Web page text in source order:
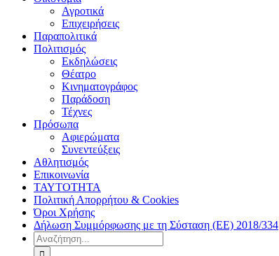
Αγροτικά
Επιχειρήσεις
Παραπολιτικά
Πολιτισμός
Εκδηλώσεις
Θέατρο
Κινηματογράφος
Παράδοση
Τέχνες
Πρόσωπα
Αφιερώματα
Συνεντεύξεις
Αθλητισμός
Επικοινωνία
ΤΑΥΤΟΤΗΤΑ
Πολιτική Απορρήτου & Cookies
Όροι Χρήσης
Δήλωση Συμμόρφωσης με τη Σύσταση (ΕΕ) 2018/334
Αναζήτηση
για: